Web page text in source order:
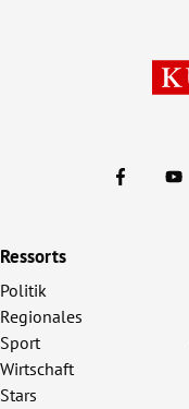
Ressorts
Politik
Regionales
Sport
Wirtschaft
Stars